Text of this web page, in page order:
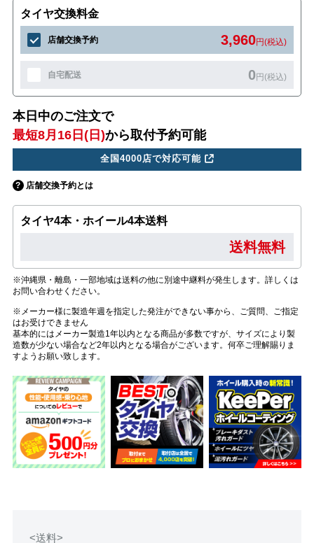
タイヤ交換料金
店舗交換予約 3,960円(税込)
自宅配送 0円(税込)
本日中のご注文で
最短8月16日(日)から取付予約可能
全国4000店で対応可能
店舗交換予約とは
タイヤ4本・ホイール4本送料
送料無料
※沖縄県・離島・一部地域は送料の他に別途中継料が発生します。詳しくは
お問い合わせください。
※メーカー様に製造年週を指定した発注ができない事から、ご質問、ご指定
はお受けできません
基本的にはメーカー製造1年以内となる商品が多数ですが、サイズにより製
造数が少ない場合など2年以内となる場合がございます。何卒ご理解賜りま
すようお願い致します。
<送料>